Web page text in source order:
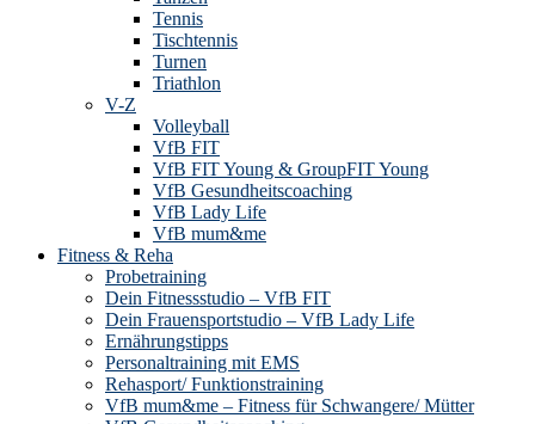
Tennis
Tischtennis
Turnen
Triathlon
V-Z
Volleyball
VfB FIT
VfB FIT Young & GroupFIT Young
VfB Gesundheitscoaching
VfB Lady Life
VfB mum&me
Fitness & Reha
Probetraining
Dein Fitnessstudio – VfB FIT
Dein Frauensportstudio – VfB Lady Life
Ernährungstipps
Personaltraining mit EMS
Rehasport/ Funktionstraining
VfB mum&me – Fitness für Schwangere/ Mütter